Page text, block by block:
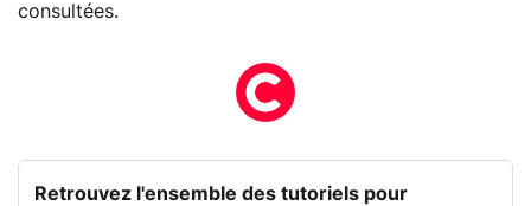
consultées.
Retrouvez l'ensemble des tutoriels pour